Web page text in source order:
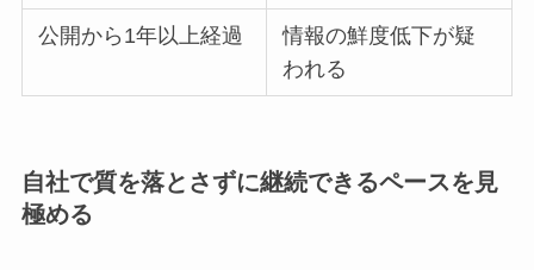
公開から1年以上経過
情報の鮮度低下が疑
われる
自社で質を落とさずに継続できるペースを見
極める